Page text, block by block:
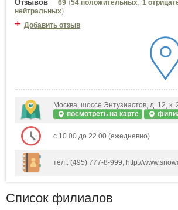
Отзывов 69 (54 положительных, 1
нейтральных)
+ Добавить отзыв
Москва, шоссе Энтузиастов, д. 12, к.
посмотреть на карте
с 10.00 до 22.00 (ежедневно)
тел.: (495) 777-8-999, http://
Список филиалов